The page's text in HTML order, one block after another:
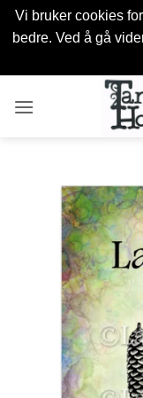
Vi bruker cookies
bedre. Ved å gå